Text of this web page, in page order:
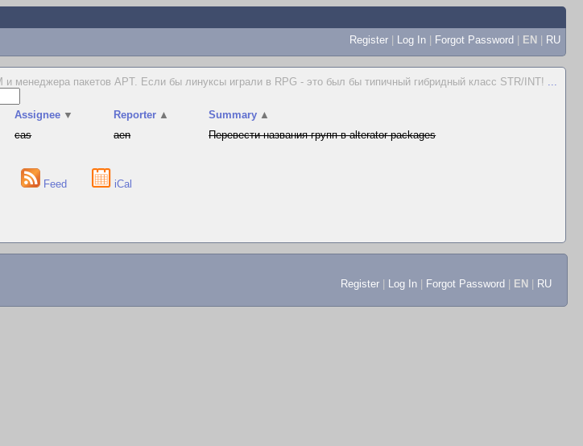
Register | Log In | Forgot Password | EN | RU
менеджера пакетов APT. Если бы линуксы играли в RPG - это был бы типичный гибридный класс STR/INT! ...
Assignee ▼ Reporter ▲ Summary ▲
cas aen Перевести названия групп в alterator-packages
Feed iCal
Register Log In Forgot Password EN RU